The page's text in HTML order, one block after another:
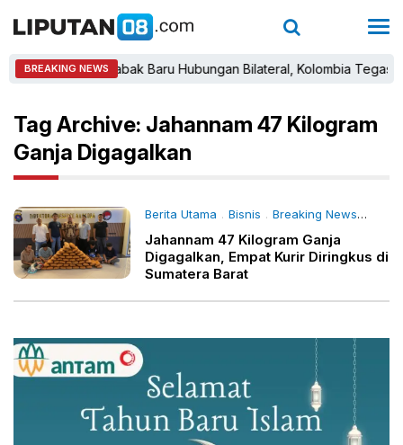
BREAKING NEWSBabak Baru Hubungan Bilateral, Kolombia Tegaskan
Tag Archive: Jahannam 47 Kilogram
Ganja Digagalkan
Berita Utama . Bisnis . Breaking News .
Jahannam 47 Kilogram Ganja
Digagalkan, Empat Kurir Diringkus di
Sumatera Barat